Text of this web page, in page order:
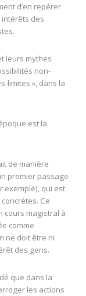
d’en repérer
intérêts des
leurs mythes
non-
limites », dans la
est la
de manière
premier passage
exemple), qui est
Ce
cours magistral à
comme
ne doit être ni
des gens.
que dans la
les actions